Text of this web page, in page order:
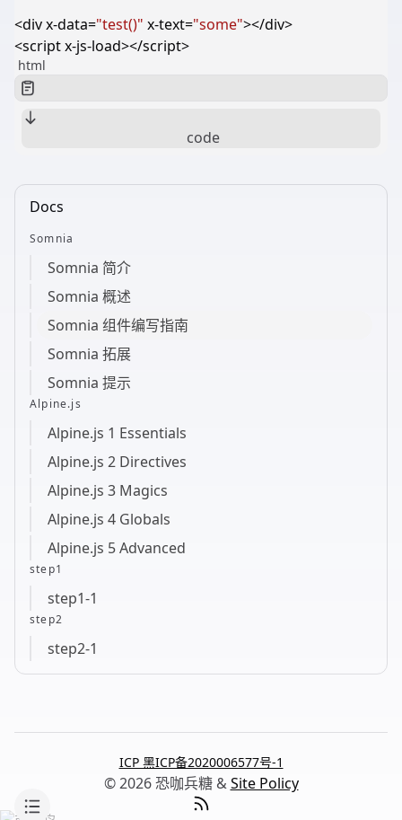
<divx-data="test()" x-text="some"></div>
<scriptx-js-load></script>
html
code
Docs
Somnia
Somnia 简介
Somnia 概述
Somnia 组件编写指南
Somnia 拓展
Somnia 提示
Alpine.js
Alpine.js 1 Essentials
Alpine.js 2 Directives
Alpine.js 3 Magics
Alpine.js 4 Globals
Alpine.js 5 Advanced
step1
step1-1
step2
step2-1
ICP 黑ICP备2020006577号-1
© 2026 恐咖兵糖 &Site Policy